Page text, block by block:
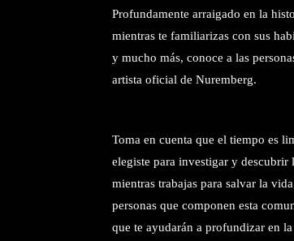
Profundamente arraigado en la
mientras te familiarizas con sus
y mucho más, conoce a las
artista oficial de Nuremberg.
Toma en cuenta que el tiempo es
elegiste para investigar y descubrir
mientras trabajas para salvar la
personas que componen esta
que te ayudarán a profundizar en